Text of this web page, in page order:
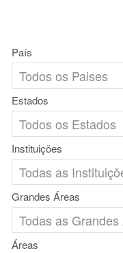
País
Estados
Instituições
Grandes Áreas
Áreas